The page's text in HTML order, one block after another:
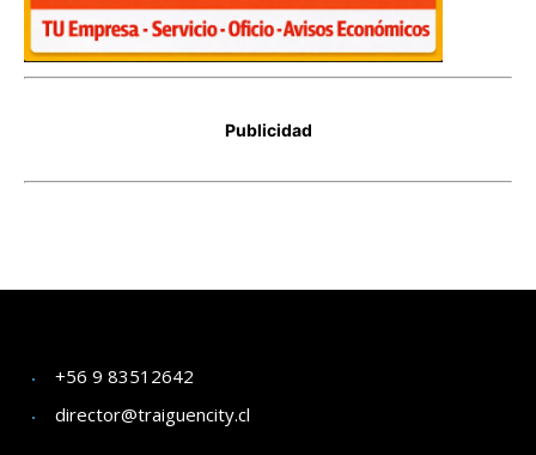
+56 9 83512642
director@traiguencity.cl